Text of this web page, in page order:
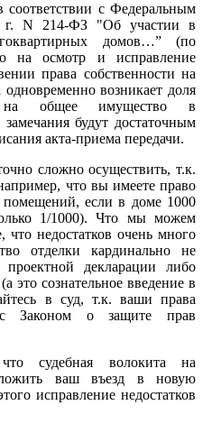
с Федеральным
г. N 214-ФЗ "Об участии в
домов…” (по
осмотр и исправление
права собственности на
одновременно возникает доля
на общее имущество в
будут достаточным
акта-приема передачи.
сложно осуществить, т.к.
что вы имеете право
если в доме 1000
1/1000). Что мы можем
что недостатков очень много
отделки кардинально не
проектной декларации либо
это сознательное введение в
в суд, т.к. ваши права
Законом о защите прав
судебная волокита на
ваш въезд в новую
исправление недостатков